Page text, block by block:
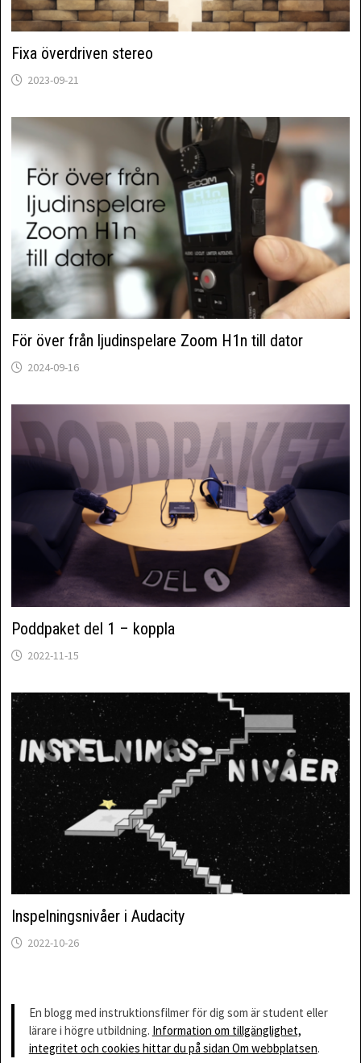
Fixa överdriven stereo
2023-09-21
För över från ljudinspelare Zoom H1n till dator
2024-09-16
Poddpaket del 1 – koppla
2022-11-15
Inspelningsnivåer i Audacity
2022-10-26
En blogg med instruktionsfilmer för dig som är student eller
lärare i högre utbildning. Information om tillgänglighet,
integritet och cookies hittar du på sidan Om webbplatsen.